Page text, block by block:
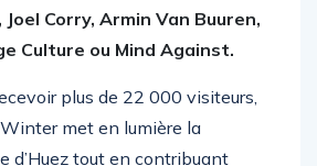
Corry, Armin Van Buuren,
Culture ou Mind Against.
plus de 22 000 visiteurs,
met en lumière la
d’Huez tout en contribuant